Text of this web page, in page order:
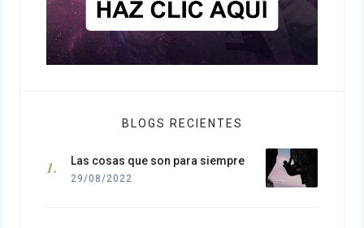
BLOGS RECIENTES
Las cosas que son para siempre
29/08/2022